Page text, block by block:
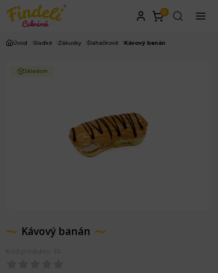
0
Úvod Sladké Zákusky Šlahačkové Kávový banán
Skladom
Kávový banán
Kód produktu: 35